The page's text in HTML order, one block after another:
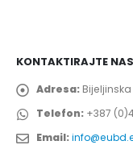
KONTAKTIRAJTE NAS
Adresa:
Telefon: +387
Email: